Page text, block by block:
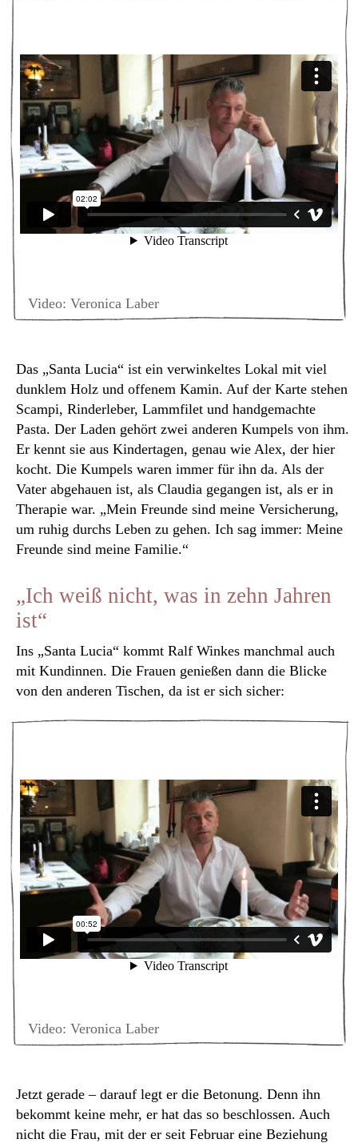
Video: Veronica Laber
Das „Santa Lucia“ ist ein verwinkeltes Lokal mit viel
dunklem Holz und offenem Kamin. Auf der Karte stehen
Scampi, Rinderleber, Lammfilet und handgemachte
Pasta. Der Laden gehört zwei anderen Kumpels von ihm.
Er kennt sie aus Kindertagen, genau wie Alex, der hier
kocht. Die Kumpels waren immer für ihn da. Als der
Vater abgehauen ist, als Claudia gegangen ist, als er in
Therapie war. „Mein Freunde sind meine Versicherung,
um ruhig durchs Leben zu gehen. Ich sag immer: Meine
Freunde sind meine Familie.“
„Ich weiß nicht, was in zehn Jahren
ist“
Ins „Santa Lucia“ kommt Ralf Winkes manchmal auch
mit Kundinnen. Die Frauen genießen dann die Blicke
von den anderen Tischen, da ist er sich sicher:
Video: Veronica Laber
Jetzt gerade – darauf legt er die Betonung. Denn ihn
bekommt keine mehr, er hat das so beschlossen. Auch
nicht die Frau, mit der er seit Februar eine Beziehung